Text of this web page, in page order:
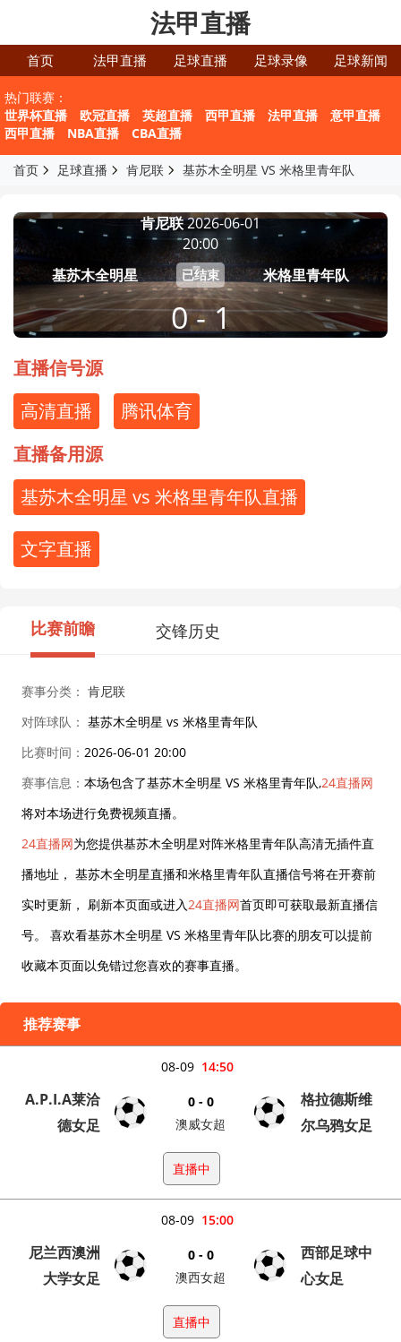
法甲直播
首页 法甲直播 足球直播 足球录像 足球新闻
热门联赛：
世界杯直播
欧冠直播 英超直播 西甲直播 法甲直播
意甲直播
西甲直播
NBA直播 CBA直播
首页 足球直播 肯尼联 基苏木全明星 VS 米格里青年队
基苏木全明星
肯尼联2026-06-01
20:00
已结束
0 - 1
米格里青年队
直播信号源
高清直播
腾讯体育
直播备用源
基苏木全明星 vs 米格里青年队直播
文字直播
比赛前瞻 交锋历史
赛事分类： 肯尼联
对阵球队： 基苏木全明星 vs 米格里青年队
比赛时间： 2026-06-01 20:00
赛事信息： 本场包含了基苏木全明星 VS 米格里青年队,24直播网
将对本场进行免费视频直播。
24直播网为您提供基苏木全明星对阵米格里青年队高清无插件直
播地址， 基苏木全明星直播和米格里青年队直播信号将在开赛前
实时更新， 刷新本页面或进入24直播网首页即可获取最新直播信
号。 喜欢看基苏木全明星 VS 米格里青年队比赛的朋友可以提前
收藏本页面以免错过您喜欢的赛事直播。
推荐赛事
14:50
08-09
A.P.I.A莱洽
德女足
0 - 0
澳威女超
格拉德斯维
尔乌鸦女足
直播中
15:00
08-09
尼兰西澳洲
大学女足
0 - 0
澳西女超
西部足球中
心女足
直播中